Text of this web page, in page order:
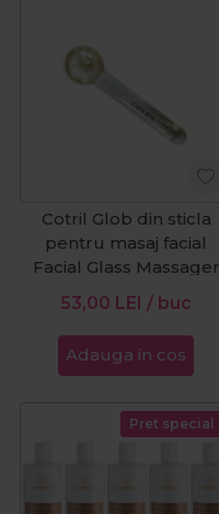
Cotril Glob din sticla
pentru masaj facial
Facial Glass Massager
53,00 LEI / buc
Adauga in cos
Pret special